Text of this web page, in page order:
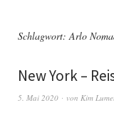
Schlagwort: Arlo
New York –
5. Mai 2020 von Kim